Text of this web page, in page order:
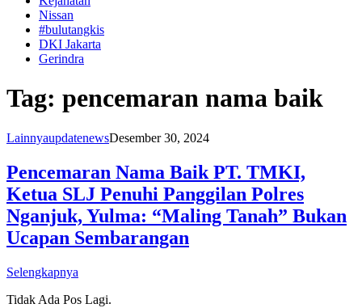
Nissan
#bulutangkis
DKI Jakarta
Gerindra
Tag: pencemaran nama baik
LainnyaupdatenewsDesember 30, 2024
Pencemaran Nama Baik PT. TMKI,
Ketua SLJ Penuhi Panggilan Polres
Nganjuk, Yulma: “Maling Tanah” Bukan
Ucapan Sembarangan
Selengkapnya
Tidak Ada Pos Lagi.